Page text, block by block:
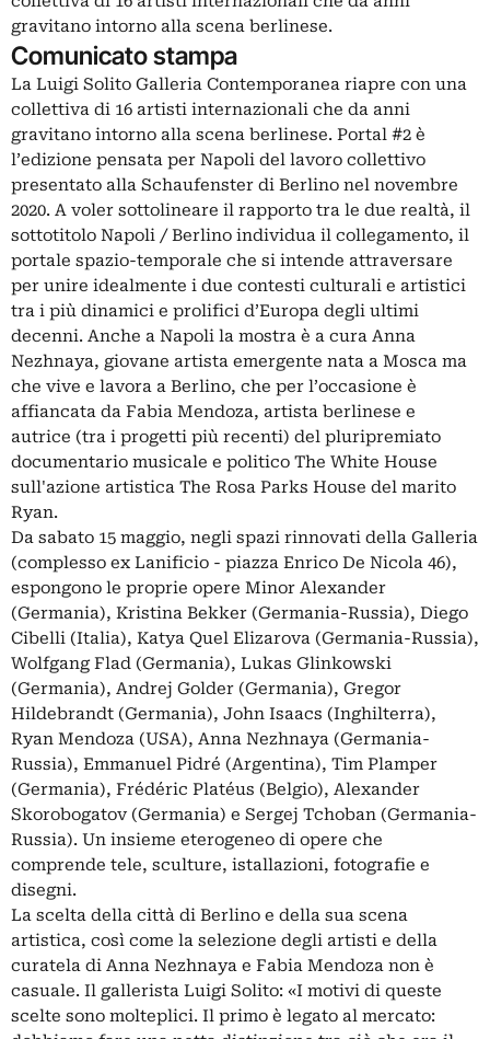
gravitano intorno alla scena berlinese.
Comunicato stampa
La Luigi Solito Galleria Contemporanea riapre con una
collettiva di 16 artisti internazionali che da anni
gravitano intorno alla scena berlinese. Portal #2 è
l’edizione pensata per Napoli del lavoro collettivo
presentato alla Schaufenster di Berlino nel novembre
2020. A voler sottolineare il rapporto tra le due realtà, il
sottotitolo Napoli / Berlino individua il collegamento, il
portale spazio-temporale che si intende attraversare
per unire idealmente i due contesti culturali e artistici
tra i più dinamici e prolifici d’Europa degli ultimi
decenni. Anche a Napoli la mostra è a cura Anna
Nezhnaya, giovane artista emergente nata a Mosca ma
che vive e lavora a Berlino, che per l’occasione è
affiancata da Fabia Mendoza, artista berlinese e
autrice (tra i progetti più recenti) del pluripremiato
documentario musicale e politico The White House
sull'azione artistica The Rosa Parks House del marito
Ryan.
Da sabato 15 maggio, negli spazi rinnovati della Galleria
(complesso ex Lanificio - piazza Enrico De Nicola 46),
espongono le proprie opere Minor Alexander
(Germania), Kristina Bekker (Germania-Russia), Diego
Cibelli (Italia), Katya Quel Elizarova (Germania-Russia),
Wolfgang Flad (Germania), Lukas Glinkowski
(Germania), Andrej Golder (Germania), Gregor
Hildebrandt (Germania), John Isaacs (Inghilterra),
Ryan Mendoza (USA), Anna Nezhnaya (Germania-
Russia), Emmanuel Pidré (Argentina), Tim Plamper
(Germania), Frédéric Platéus (Belgio), Alexander
Skorobogatov (Germania) e Sergej Tchoban (Germania-
Russia). Un insieme eterogeneo di opere che
comprende tele, sculture, istallazioni, fotografie e
disegni.
La scelta della città di Berlino e della sua scena
artistica, così come la selezione degli artisti e della
curatela di Anna Nezhnaya e Fabia Mendoza non è
casuale. Il gallerista Luigi Solito: «I motivi di queste
scelte sono molteplici. Il primo è legato al mercato: